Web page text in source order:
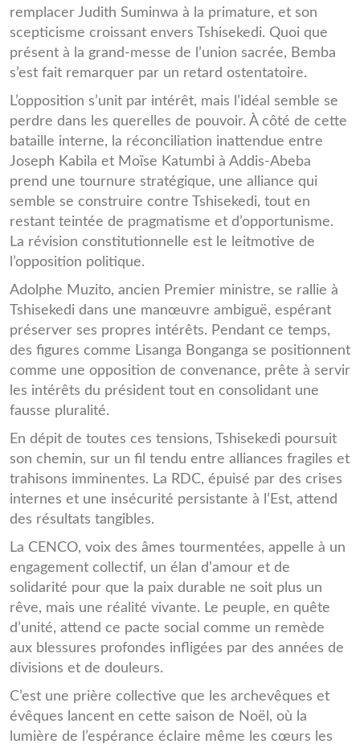
remplacer Judith Suminwa à la primature, et son
scepticisme croissant envers Tshisekedi. Quoi que
présent à la grand-messe de l’union sacrée, Bemba
s’est fait remarquer par un retard ostentatoire.
L’opposition s’unit par intérêt, mais l’idéal semble se
perdre dans les querelles de pouvoir. À côté de cette
bataille interne, la réconciliation inattendue entre
Joseph Kabila et Moïse Katumbi à Addis-Abeba
prend une tournure stratégique, une alliance qui
semble se construire contre Tshisekedi, tout en
restant teintée de pragmatisme et d’opportunisme.
La révision constitutionnelle est le leitmotive de
l’opposition politique.
Adolphe Muzito, ancien Premier ministre, se rallie à
Tshisekedi dans une manœuvre ambiguë, espérant
préserver ses propres intérêts. Pendant ce temps,
des figures comme Lisanga Bonganga se positionnent
comme une opposition de convenance, prête à servir
les intérêts du président tout en consolidant une
fausse pluralité.
En dépit de toutes ces tensions, Tshisekedi poursuit
son chemin, sur un fil tendu entre alliances fragiles et
trahisons imminentes. La RDC, épuisé par des crises
internes et une insécurité persistante à l’Est, attend
des résultats tangibles.
La CENCO, voix des âmes tourmentées, appelle à un
engagement collectif, un élan d’amour et de
solidarité pour que la paix durable ne soit plus un
rêve, mais une réalité vivante. Le peuple, en quête
d’unité, attend ce pacte social comme un remède
aux blessures profondes infligées par des années de
divisions et de douleurs.
C’est une prière collective que les archevêques et
évêques lancent en cette saison de Noël, où la
lumière de l’espérance éclaire même les cœurs les